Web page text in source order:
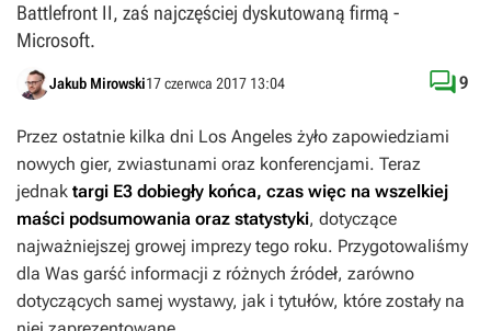
Battlefront II, zaś najczęściej dyskutowaną firmą -
Microsoft.
Jakub Mirowski17 czerwca 2017 13:04 9
Przez ostatnie kilka dni Los Angeles żyło zapowiedziami
nowych gier, zwiastunami oraz konferencjami. Teraz
jednak targi E3 dobiegły końca, czas więc na wszelkiej
maści podsumowania oraz statystyki, dotyczące
najważniejszej growej imprezy tego roku. Przygotowaliśmy
dla Was garść informacji z różnych źródeł, zarówno
dotyczących samej wystawy, jak i tytułów, które zostały na